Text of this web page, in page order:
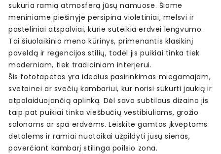
sukuria ramią atmosferą jūsų namuose. Šiame
meniniame piešinyje persipina violetiniai, melsvi ir
pasteliniai atspalviai, kurie suteikia erdvei lengvumo.
Tai šiuolaikinio meno kūrinys, primenantis klasikinį
paveldą ir regencijos stilių, todėl jis puikiai tinka tiek
moderniam, tiek tradiciniam interjerui.
Šis fototapetas yra idealus pasirinkimas miegamajam,
svetainei ar svečių kambariui, kur norisi sukurti jaukią ir
atpalaiduojančią aplinką. Dėl savo subtilaus dizaino jis
taip pat puikiai tinka viešbučių vestibiuliams, grožio
salonams ar spa erdvėms. Leiskite gamtos įkvėptoms
detalėms ir ramiai nuotaikai užpildyti jūsų sienas,
paverčiant kambarį stilinga poilsio zona.